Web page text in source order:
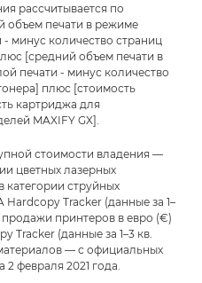
рассчитывается по
объем печати в режиме
- минус количество страниц
[средний объем печати в
печати - минус количество
плюс [стоимость
картриджа для
MAXIFY GX].
стоимости владения —
цветных лазерных
категории струйных
Hardcopy Tracker (данные за 1–
продажи принтеров в евро (€)
Tracker (данные за 1–3 кв.
— с официальных
февраля 2021 года.